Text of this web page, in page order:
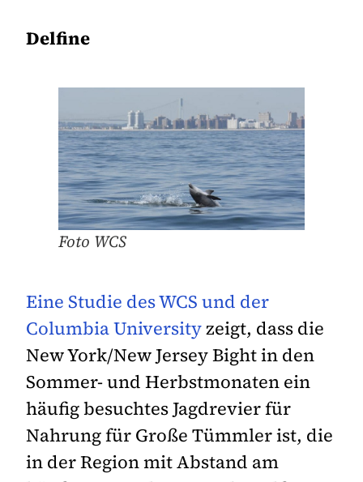
Delfine
Foto WCS
Eine Studie des WCS und der
Columbia Universityzeigt, dass die
New York/New Jersey Bight in den
Sommer- und Herbstmonaten ein
häufig besuchtes Jagdrevier für
Nahrung für Große Tümmler ist, die
in der Region mit Abstand am